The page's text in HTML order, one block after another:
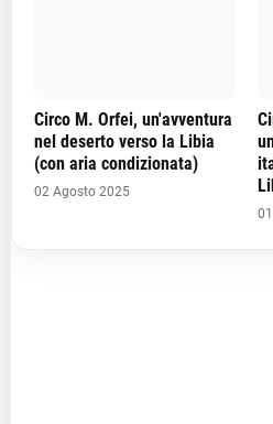
Circo M. Orfei, un'avventura
nel deserto verso la Libia
(con aria condizionata)
02 Agosto 2025